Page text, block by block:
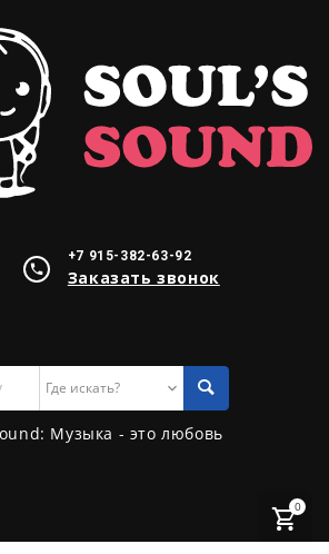
+7 915-382-63-92
Заказать звонок
Музыка - это любовь
0